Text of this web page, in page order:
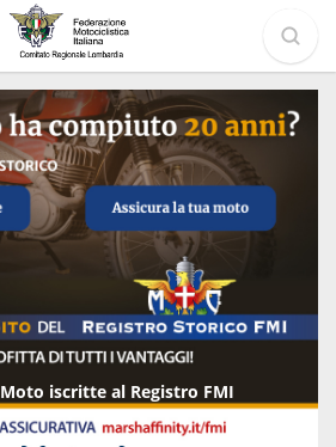
Moto iscritte al Registro FMI